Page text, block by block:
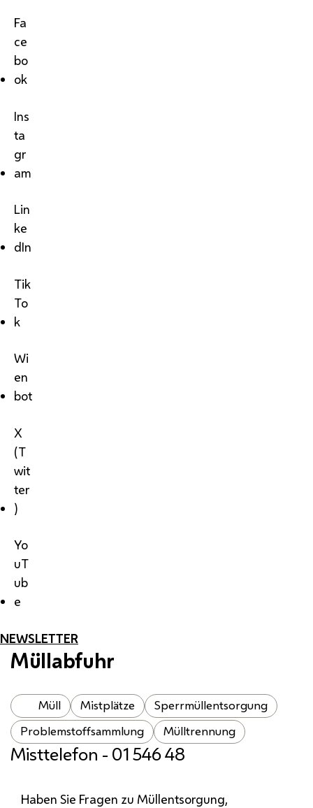
Fa
ce
bo
ok
Ins
ta
gr
am
Lin
ke
dIn
Tik
To
k
Wi
en
bot
X
(T
wit
ter
)
Yo
uT
ub
e
NEWSLETTER
Müllabfuhr
Müll Mistplätze
Sperrmüllentsorgung
Problemstoffsammlung
Mülltrennung
Misttelefon - 01 546 48
Haben Sie Fragen zu Müllentsorgung,